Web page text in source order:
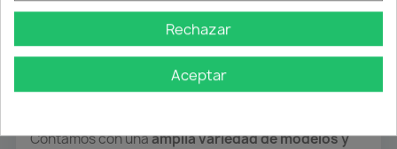
mejores materiales y acabadosdel mercado.
acero inoxidable cromado y brillante
sonresistentes, duraderos e inoxidables,
garantizando una larga vida útil y un aspecto
Contamos con unaamplia variedad de modelos y
Rechazar
Aceptar